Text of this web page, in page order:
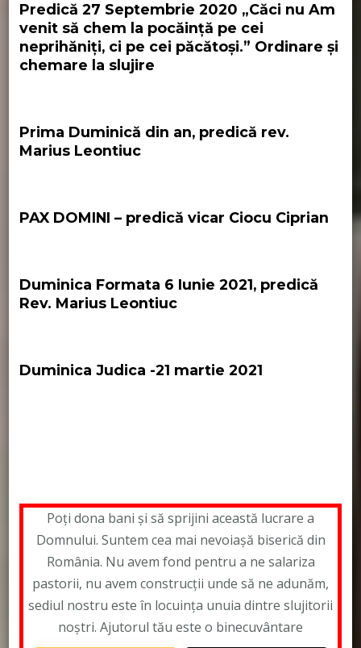
Predică 27 Septembrie 2020 „Căci nu Am
venit să chem la pocăinţă pe cei
neprihăniţi, ci pe cei păcătoşi.” Ordinare și
chemare la slujire
Prima Duminică din an, predică rev.
Marius Leontiuc
PAX DOMINI – predică vicar Ciocu Ciprian
Duminica Formata 6 Iunie 2021, predică
Rev. Marius Leontiuc
Duminica Judica -21 martie 2021
Poți dona bani și să sprijini această lucrare a
Domnului. Suntem cea mai nevoiașă biserică din
România. Nu avem fond pentru a ne salariza
pastorii, nu avem construcții unde să ne adunăm,
sediul nostru este în locuința unuia dintre slujitorii
noștri. Ajutorul tău este o binecuvântare